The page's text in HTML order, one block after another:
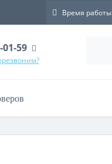
Время работы
01-59